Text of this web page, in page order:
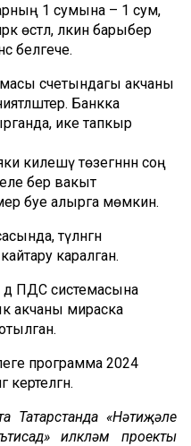
1 сумына – 1 сум, ә
өстәлә, ләкин барыбер
белгече.
счетындагы акчаны
Банкка
ике тапкыр
килешү төзегәннән соң
бер вакыт
буе алырга мөмкин.
түләнгән
каралган.
ПДС системасына
акчаны мираска
программа 2024
Татарстанда «Нәтиҗәле
илкүләм проекты